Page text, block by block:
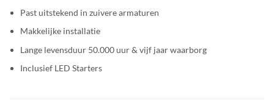
Past uitstekend in zuivere armaturen
Makkelijke installatie
Lange levensduur 50.000 uur & vijf jaar waarborg
Inclusief LED Starters